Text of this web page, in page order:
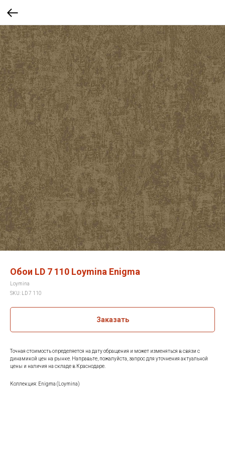
Обои LD 7 110 Loymina Enigma
Loymina
SKU:
LD 7 110
Заказать
Точная стоимость определяется на дату обращения и может изменяться в связи с
динамикой цен на рынке. Направьте, пожалуйста, запрос для уточнения актуальной
цены и наличия на складе в Краснодаре.
Коллекция: Enigma (Loymina)